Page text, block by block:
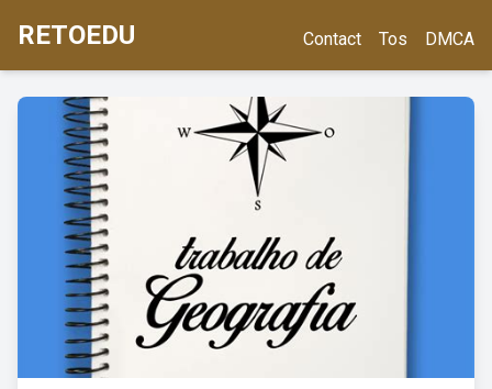
RETOEDU Contact Tos DMCA